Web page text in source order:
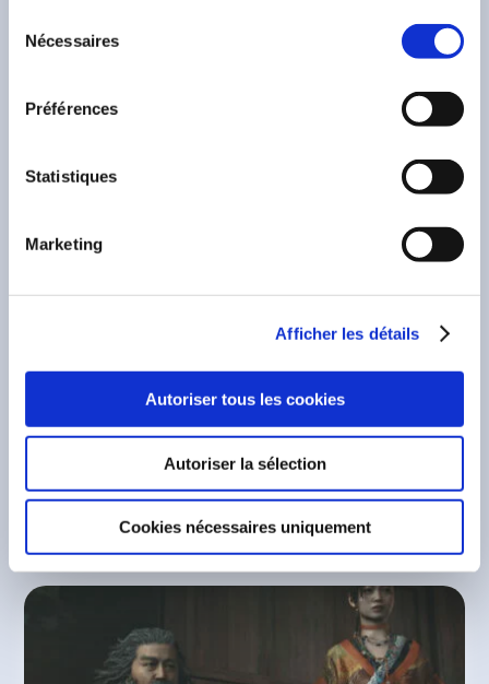
Nécessaires
Préférences
Statistiques
Marketing
Afficher les détails
Autoriser tous les cookies
Autoriser la sélection
Cookies nécessaires uniquement
SORTEZ LES KATANAS POUR LA DEMO
GRATUITE D’ONIMUSHA: WAY OF THE
SWORD !
L’émission State of Play de PlayStation
sortira le 25 septembre 2026 sur
PlayStation®5 (PS5®), Xbox Series X|S...
LIRE LA SUITE